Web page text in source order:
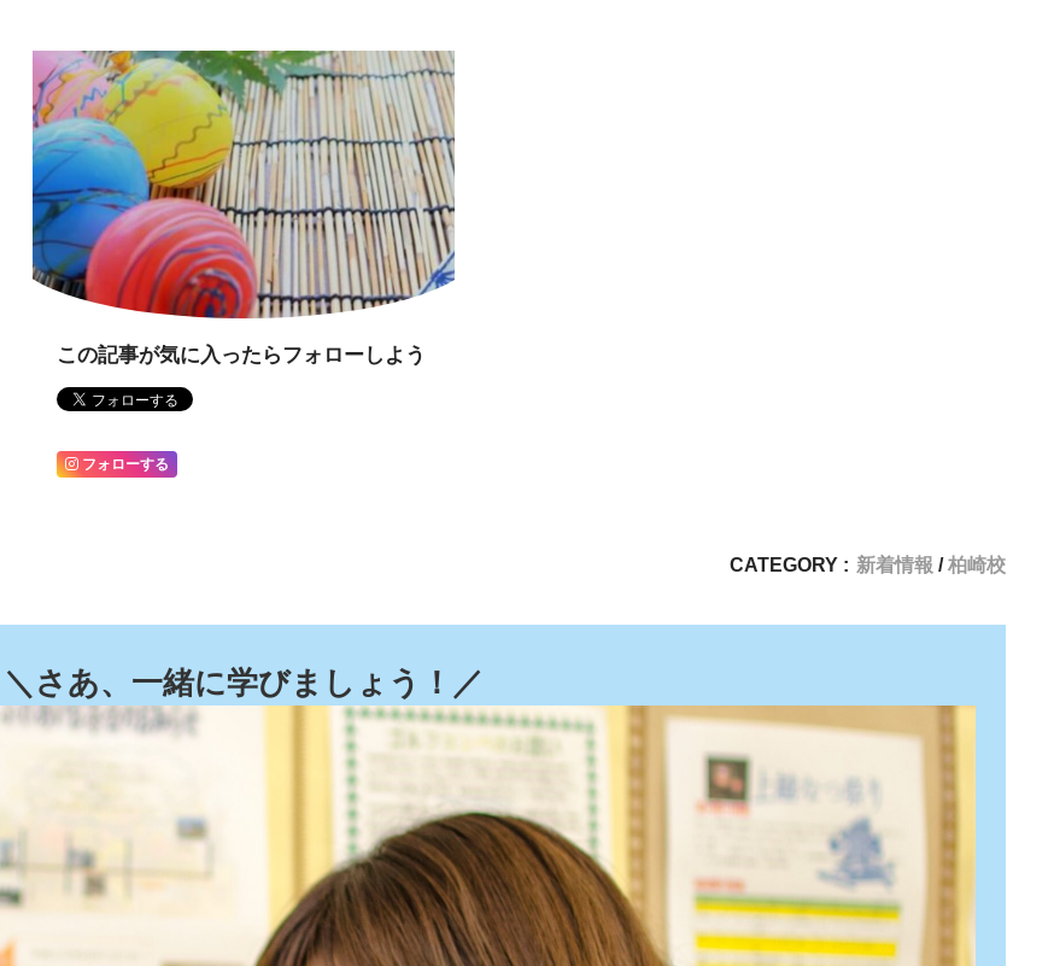
この記事が気に入ったらフォローしよう
フォローする
CATEGORY : 新着情報 柏崎校
＼さあ、一緒に学びましょう！／